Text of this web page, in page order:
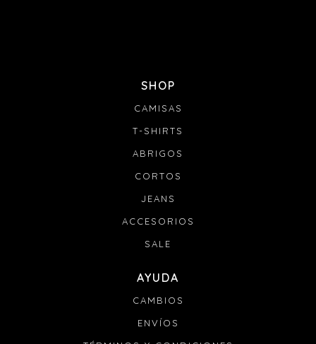
SHOP
CAMISAS
T-SHIRTS
ABRIGOS
CORTOS
JEANS
ACCESORIOS
SALE
AYUDA
CAMBIOS
ENVÍOS